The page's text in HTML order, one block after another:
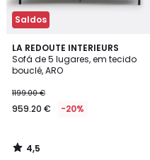
Saldos
LA REDOUTE INTERIEURS
Sofá de 5 lugares, em tecido
bouclé, ARO
1199.00 €
959.20 € -20%
4,5
/ 5
4,5
/